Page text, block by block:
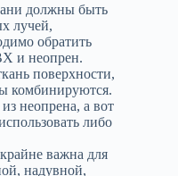
должны быть
лучей,
обратить
и неопрен.
поверхности,
комбинируются.
неопрена, а вот
либо
важна для
надувной,